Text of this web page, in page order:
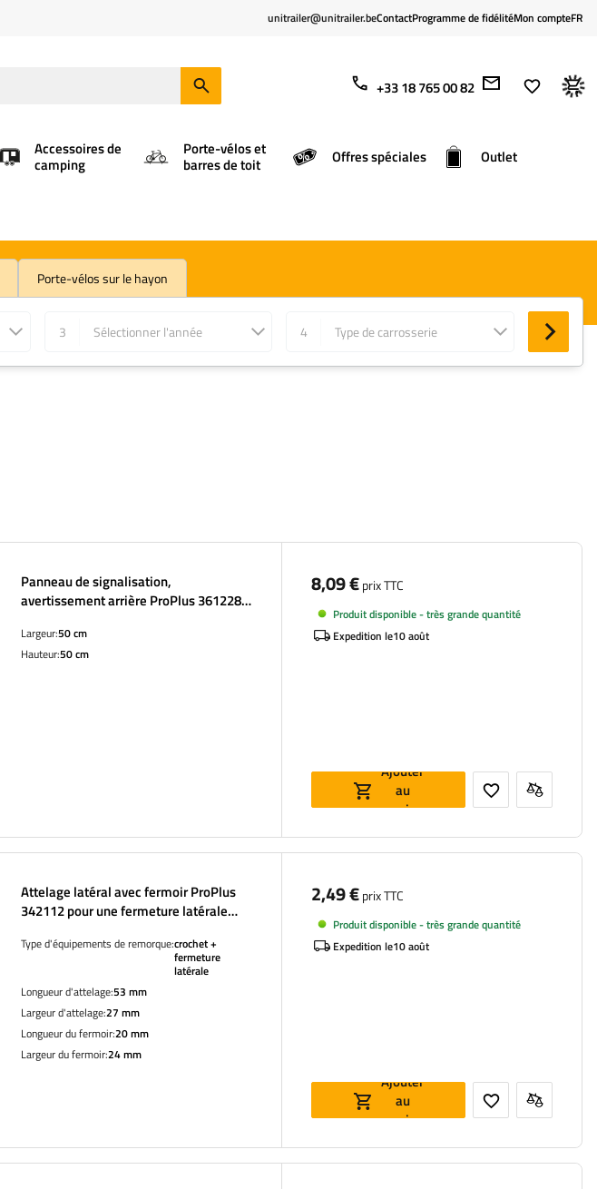
unitrailer@unitrailer.beContactProgramme de fidélitéMon compteFR
+33 18 765 00 82
Accessoires de
camping
Porte-vélos et
barres de toit Offres spéciales Outlet
Porte-vélos sur le hayon
3 Sélectionner l'année 4 Type de carrosserie
Panneau de signalisation,
avertissement arrière ProPlus 361228
Largeur:50 cm
Hauteur:50 cm
8,09 €prix TTC
Produit disponible - très grande quantité
Expedition le10 août
Ajouter
au
panier
Attelage latéral avec fermoir ProPlus
342112 pour une fermeture latérale
Type d'équipements de remorque:crochet +
fermeture
latérale
Longueur d'attelage:53 mm
Largeur d'attelage:27 mm
Longueur du fermoir:20 mm
Largeur du fermoir:24 mm
2,49 €prix TTC
Produit disponible - très grande quantité
Expedition le10 août
Ajouter
au
panier